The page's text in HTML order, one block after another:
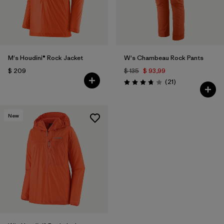
M's Houdini® Rock Jacket
$ 209
W's Chambeau Rock Pants
$ 135 $ 93,99
Valoración: 3.8 / 5
(21Comentarios
)
New